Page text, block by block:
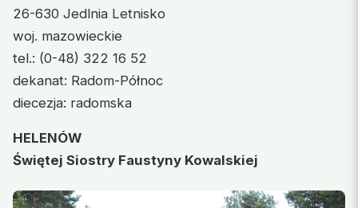
26-630 Jedlnia Letnisko
woj. mazowieckie
tel.: (0-48) 322 16 52
dekanat: Radom-Północ
diecezja: radomska
HELENÓW
Świętej Siostry Faustyny Kowalskiej